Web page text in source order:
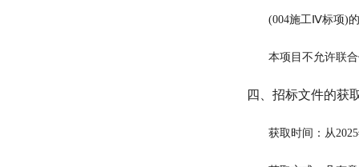
(004施工 Ⅳ标项)
本项目不允许联
四、招标文件的获
获取时间 ：从2025